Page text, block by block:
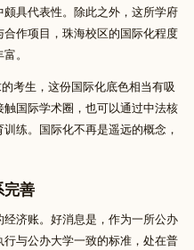
具代表性。除此之外，这所学府
作项目，珠海校区的国际化程度
。
考生，这份国际化底色相当有吸
国际学术圈，也可以通过中法核
练。国际化不再是遥远的概念，
完善
济账。好消息是，作为一所公办
与公办大学一致的标准，处在普